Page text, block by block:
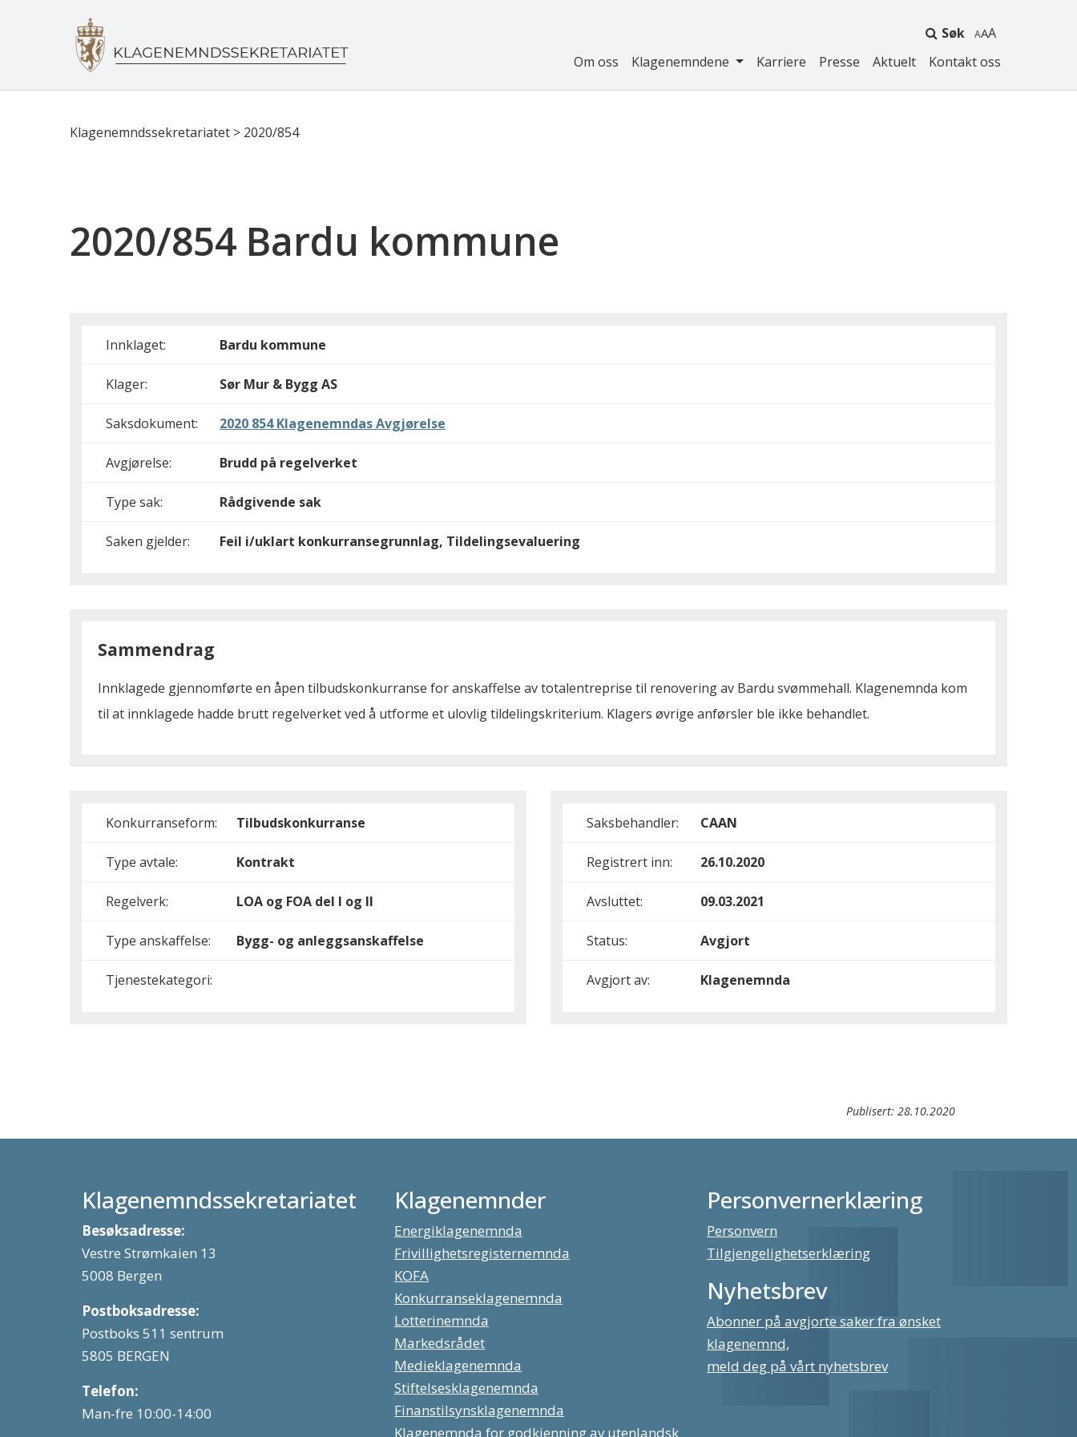
Søk A
Om oss Klagenemndene Karriere Presse Aktuelt Kontakt oss
Klagenemndssekretariatet > 2020/854
2020/854 Bardu kommune
Innklaget: Bardu kommune
Klager: Sør Mur & Bygg AS
Saksdokument: 2020 854 Klagenemndas Avgjørelse
Avgjørelse: Brudd på regelverket
Type sak: Rådgivende sak
Saken gjelder: Feil i/uklart konkurransegrunnlag, Tildelingsevaluering
Sammendrag
Innklagede gjennomførte en åpen tilbudskonkurranse for anskaffelse av totalentreprise til renovering av Bardu svømmehall. Klagenemnda kom
til at innklagede hadde brutt regelverket ved å utforme et ulovlig tildelingskriterium. Klagers øvrige anførsler ble ikke behandlet.
Konkurranseform: Tilbudskonkurranse
Type avtale: Kontrakt
Regelverk: LOA og FOA del I og II
Type anskaffelse: Bygg- og anleggsanskaffelse
Tjenestekategori:
Saksbehandler: CAAN
Registrert inn: 26.10.2020
Avsluttet: 09.03.2021
Status: Avgjort
Avgjort av: Klagenemnda
Publisert: 28.10.2020
Klagenemndssekretariatet
Besøksadresse:
Vestre Strømkaien 13
5008 Bergen
Postboksadresse:
Postboks 511 sentrum
5805 BERGEN
Telefon:
Man-fre 10:00-14:00
Klagenemnder
Energiklagenemnda
Frivillighetsregisternemnda
KOFA
Konkurranseklagenemnda
Lotterinemnda
Markedsrådet
Medieklagenemnda
Stiftelsesklagenemnda
Finanstilsynsklagenemnda
Klagenemnda for godkjenning av utenlandsk
Personvernerklæring
Personvern
Tilgjengelighetserklæring
Nyhetsbrev
Abonner på avgjorte saker fra ønsket
klagenemnd,
meld deg på vårt nyhetsbrev